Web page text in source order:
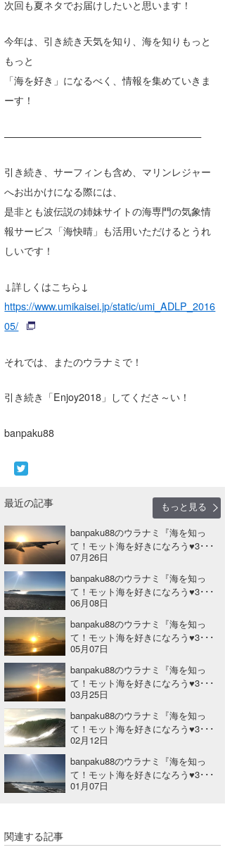
次回も夏ネタでお届けしたいと思います！
今年は、引き続き天気を知り、海を知りもっと
もっと
「海を好き」になるべく、情報を集めていきま
ーす！
————————————————————
引き続き、サーフィンも含め、マリンレジャー
へお出かけになる際には、
是非とも波伝説の姉妹サイトの海専門の気象情
報サービス「海快晴」も活用いただけるとうれ
しいです！
↓詳しくはこちら↓
https://www.umikaisei.jp/static/umi_ADLP_2016
05/
それでは、またのウラナミで！
引き続き「Enjoy2018」してくださ～い！
banpaku88
最近の記事
もっと見る
banpaku88のウラナミ『海を知っ
て！モット海を好きになろう♥3･･･
07月26日
banpaku88のウラナミ『海を知っ
て！モット海を好きになろう♥3･･･
06月08日
banpaku88のウラナミ『海を知っ
て！モット海を好きになろう♥3･･･
05月07日
banpaku88のウラナミ『海を知っ
て！モット海を好きになろう♥3･･･
03月25日
banpaku88のウラナミ『海を知っ
て！モット海を好きになろう♥3･･･
02月12日
banpaku88のウラナミ『海を知っ
て！モット海を好きになろう♥3･･･
01月07日
関連する記事